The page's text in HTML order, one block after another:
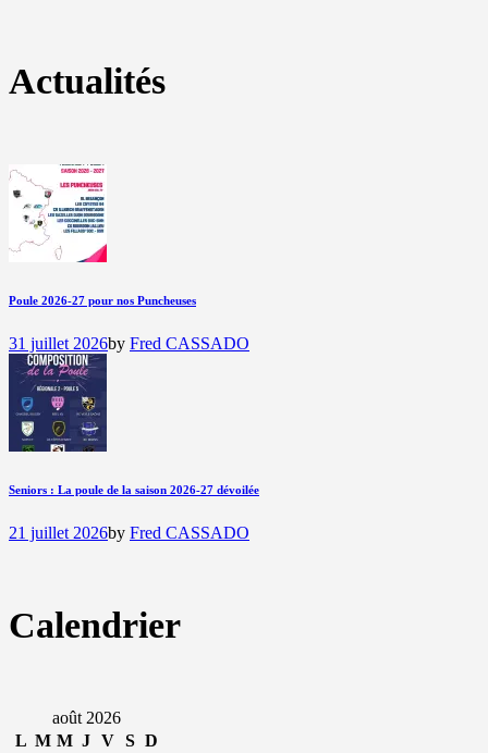
Actualités
Poule 2026-27 pour nos Puncheuses
31 juillet 2026by Fred CASSADO
Seniors : La poule de la saison 2026-27 dévoilée
21 juillet 2026by Fred CASSADO
Calendrier
août 2026
L M M J V S D